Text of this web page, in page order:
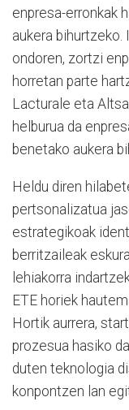
enpresa-erronkak
aukera
ondoren, zortzi
horretan parte
Lacturale eta
helburua da
benetako aukera
Heldu diren
pertsonalizatua
estrategikoak
berritzaileak
lehiakorra
ETE horiek
Hortik aurrera,
prozesua hasiko
duten teknologia
konpontzen lan